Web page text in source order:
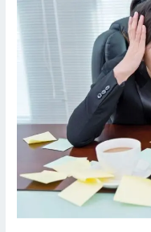
Hvordan